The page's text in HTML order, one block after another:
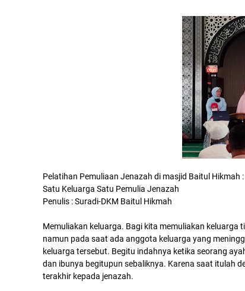
Pelatihan Pemuliaan Jenazah di masjid Baitul Hikmah :
Satu Keluarga Satu Pemulia Jenazah
Penulis : Suradi-DKM Baitul Hikmah
Memuliakan keluarga. Bagi kita memuliakan keluarga
namun pada saat ada anggota keluarga yang
keluarga tersebut. Begitu indahnya ketika seorang
dan ibunya begitupun sebaliknya. Karena saat itulah
terakhir kepada jenazah.